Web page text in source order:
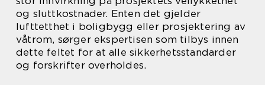
og sluttkostnader. Enten det gjelder
lufttetthet i boligbygg eller prosjektering av
våtrom, sørger ekspertisen som tilbys innen
dette feltet for at alle sikkerhetsstandarder
og forskrifter overholdes.